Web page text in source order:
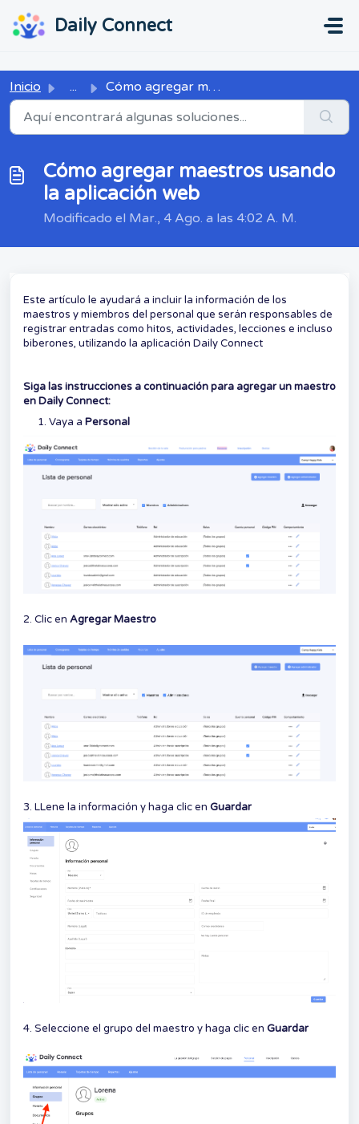
Daily Connect
Inicio ... Cómo agregar maestros usando la aplicación web
Cómo agregar maestros usando
la aplicación web
Modificado el Mar., 4 Ago. a las 4:02 A. M.
Este artículo le ayudará a incluir la información de los
maestros y miembros del personal que serán responsables de
registrar entradas como hitos, actividades, lecciones e incluso
biberones, utilizando la aplicación Daily Connect
Siga las instrucciones a continuación para agregar un maestro
en Daily Connect:
Vaya a Personal
2. Clic en Agregar Maestro
3. LLene la información y haga clic en Guardar
4. Seleccione el grupo del maestro y haga clic en Guardar